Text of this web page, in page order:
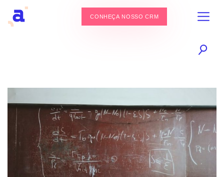
CONHEÇA NOSSO CRM